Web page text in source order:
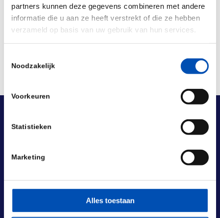
partners kunnen deze gegevens combineren met andere
informatie die u aan ze heeft verstrekt of die ze hebben
verzameld op basis van uw gebruik van hun services.
Noodzakelijk
Voorkeuren
Statistieken
Marketing
Alles toestaan
Deel dit stuk